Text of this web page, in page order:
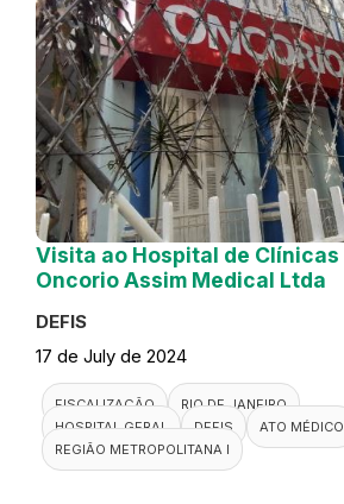
Visita ao Hospital de Clínicas
Oncorio Assim Medical Ltda
DEFIS
17 de July de 2024
FISCALIZAÇÃO
RIO DE JANEIRO
HOSPITAL GERAL
DEFIS
ATO MÉDICO
REGIÃO METROPOLITANA I